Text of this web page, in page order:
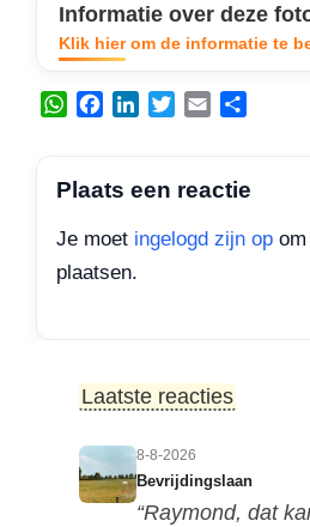
Informatie over deze
Klik hier om de informatie te
W
t
A
p
e
o
k
d
t
e
i
e
Plaats een reactie
Je moet ingelogd zijn op
plaatsen.
Laatste reacties
8-8-2026
Bevrijdingslaan
“Raymond, dat